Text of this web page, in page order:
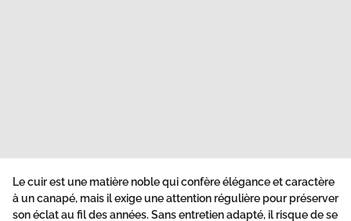
Le cuir est une matière noble qui confère élégance et caractère
à un canapé, mais il exige une attention régulière pour préserver
son éclat au fil des années. Sans entretien adapté, il risque de se